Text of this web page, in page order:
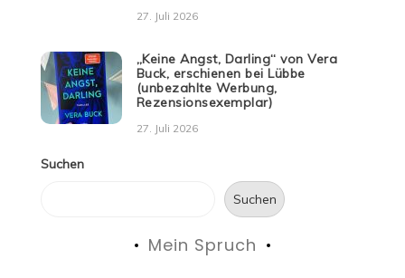
27. Juli 2026
„Keine Angst, Darling“ von Vera
Buck, erschienen bei Lübbe
(unbezahlte Werbung,
Rezensionsexemplar)
27. Juli 2026
Suchen
Suchen
Mein Spruch